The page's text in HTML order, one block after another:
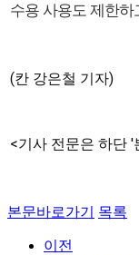
수용 사용도 제한
(칸 강은철 기자)
<기사 전문은 하단
본문바로가기 목록
이전